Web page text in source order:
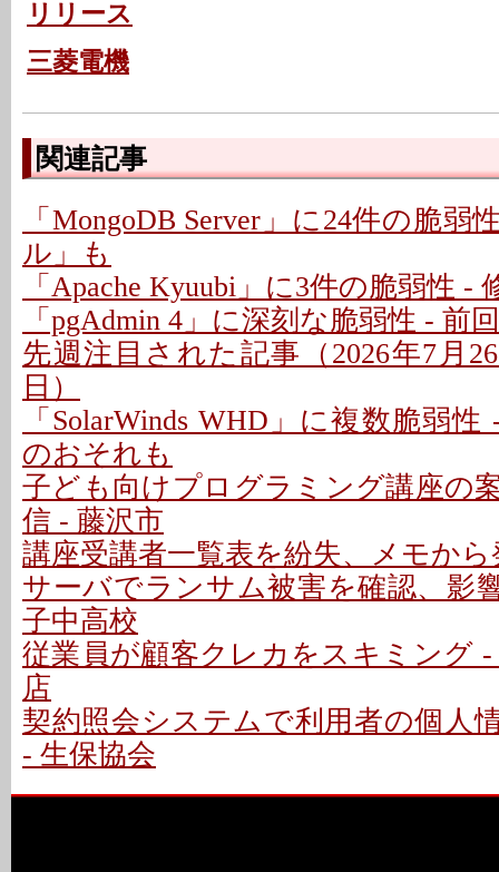
リリース
三菱電機
関連記事
「MongoDB Server」に24件の脆
ル」も
「Apache Kyuubi」に3件の脆弱性 -
「pgAdmin 4」に深刻な脆弱性 - 前
先週注目された記事（2026年7月
日）
「SolarWinds WHD」に複数脆弱
のおそれも
子ども向けプログラミング講座の
信 - 藤沢市
講座受講者一覧表を紛失、メモか
サーバでランサム被害を確認、影
子中高校
従業員が顧客クレカをスキミング
店
契約照会システムで利用者の個人
- 生保協会